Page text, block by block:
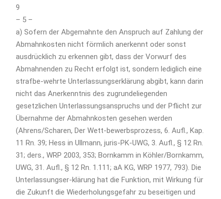
9
– 5 –
a) Sofern der Abgemahnte den Anspruch auf Zahlung der
Abmahnkosten nicht förmlich anerkennt oder sonst
ausdrücklich zu erkennen gibt, dass der Vorwurf des
Abmahnenden zu Recht erfolgt ist, sondern lediglich eine
strafbe-wehrte Unterlassungserklärung abgibt, kann darin
nicht das Anerkenntnis des zugrundeliegenden
gesetzlichen Unterlassungsanspruchs und der Pflicht zur
Übernahme der Abmahnkosten gesehen werden
(Ahrens/Scharen, Der Wett-bewerbsprozess, 6. Aufl., Kap.
11 Rn. 39; Hess in Ullmann, juris-PK-UWG, 3. Aufl., § 12 Rn.
31; ders., WRP 2003, 353; Bornkamm in Köhler/Bornkamm,
UWG, 31. Aufl., § 12 Rn. 1.111; aA KG, WRP 1977, 793). Die
Unterlassungser-klärung hat die Funktion, mit Wirkung für
die Zukunft die Wiederholungsgefahr zu beseitigen und